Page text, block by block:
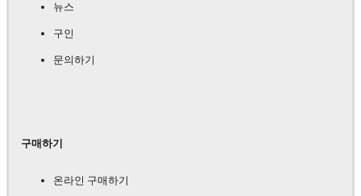
뉴스
구인
문의하기
구매하기
온라인 구매하기